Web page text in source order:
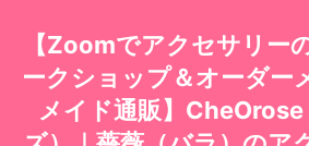
【Zoomでアクセサリー
ークショップ＆オーダー
メイド通販】